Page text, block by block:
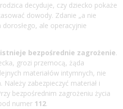
decyduje, czy dziecko pokaże
dowody. Zdanie „a nie
dorosłego, ale operacyjnie
bezpośrednie zagrożenie.
grozi przemocą, żąda
materiałów intymnych, nie
zabezpieczyć materiał i
bezpośrednim zagrożeniu życia
numer 112.